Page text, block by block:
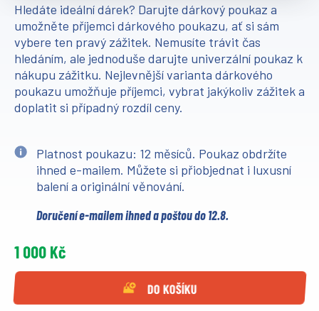
Hledáte ideální dárek? Darujte dárkový poukaz a
umožněte příjemci dárkového poukazu, ať si sám
vybere ten pravý zážitek. Nemusíte trávit čas
hledáním, ale jednoduše darujte univerzální poukaz k
nákupu zážitku. Nejlevnější varianta dárkového
poukazu umožňuje příjemci, vybrat jakýkoliv zážitek a
doplatit si případný rozdíl ceny.
Platnost poukazu: 12 měsíců. Poukaz obdržíte
ihned e-mailem. Můžete si přiobjednat i luxusní
balení a originální věnování.
Doručení e-mailem ihned a poštou do 12.8.
1 000 Kč
DO KOŠÍKU